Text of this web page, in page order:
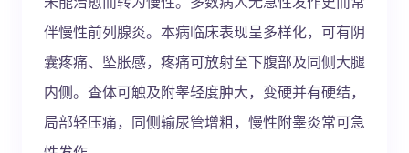
伴慢性前列腺炎。本病临床表现呈多样化，可有阴
囊疼痛、坠胀感，疼痛可放射至下腹部及同侧大腿
内侧。查体可触及附睾轻度肿大，变硬并有硬结，
局部轻压痛，同侧输尿管增粗，慢性附睾炎常可急